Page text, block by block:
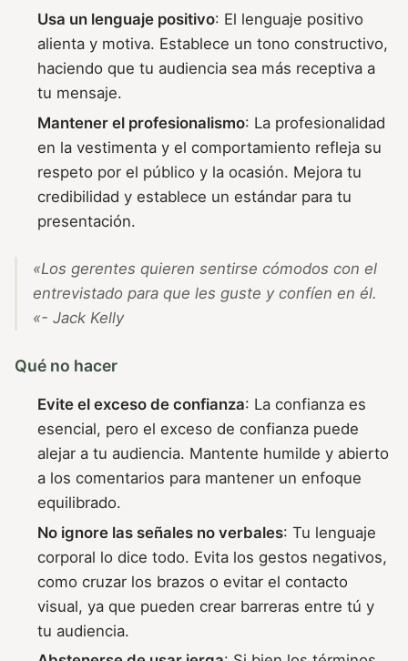
Usa un lenguaje positivo: El lenguaje positivo
alienta y motiva. Establece un tono constructivo,
haciendo que tu audiencia sea más receptiva a
tu mensaje.
Mantener el profesionalismo: La profesionalidad
en la vestimenta y el comportamiento refleja su
respeto por el público y la ocasión. Mejora tu
credibilidad y establece un estándar para tu
presentación.
«Los gerentes quieren sentirse cómodos con el
entrevistado para que les guste y confíen en él.
«- Jack Kelly
Qué no hacer
Evite el exceso de confianza: La confianza es
esencial, pero el exceso de confianza puede
alejar a tu audiencia. Mantente humilde y abierto
a los comentarios para mantener un enfoque
equilibrado.
No ignore las señales no verbales: Tu lenguaje
corporal lo dice todo. Evita los gestos negativos,
como cruzar los brazos o evitar el contacto
visual, ya que pueden crear barreras entre tú y
tu audiencia.